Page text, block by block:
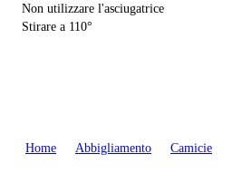
Non utilizzare l'asciugatrice
Stirare a 110°
Home Abbigliamento Camicie